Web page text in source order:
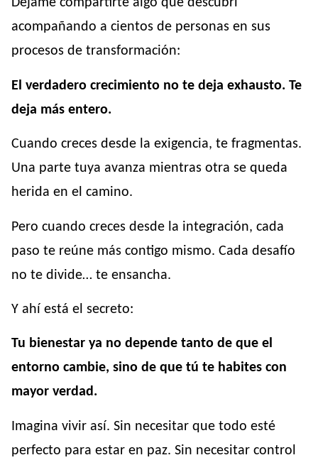
Déjame compartirte algo que descubrí
acompañando a cientos de personas en sus
procesos de transformación:
El verdadero crecimiento no te deja exhausto. Te
deja más entero.
Cuando creces desde la exigencia, te fragmentas.
Una parte tuya avanza mientras otra se queda
herida en el camino.
Pero cuando creces desde la integración, cada
paso te reúne más contigo mismo. Cada desafío
no te divide… te ensancha.
Y ahí está el secreto:
Tu bienestar ya no depende tanto de que el
entorno cambie, sino de que tú te habites con
mayor verdad.
Imagina vivir así. Sin necesitar que todo esté
perfecto para estar en paz. Sin necesitar control